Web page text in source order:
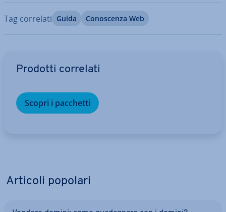
Tag correlati Guida Co­no­scen­za Web
Prodotti correlati
Scopri i pacchetti
Articoli popolari